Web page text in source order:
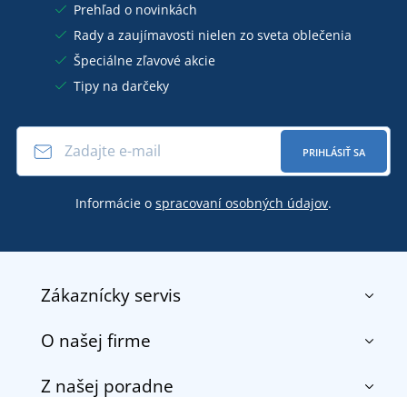
Prehľad o novinkách
Rady a zaujímavosti nielen zo sveta oblečenia
Špeciálne zľavové akcie
Tipy na darčeky
PRIHLÁSIŤ SA
Informácie o spracovaní osobných údajov.
Zákaznícky servis
Kontakt
O našej firme
O nás
Z našej poradne